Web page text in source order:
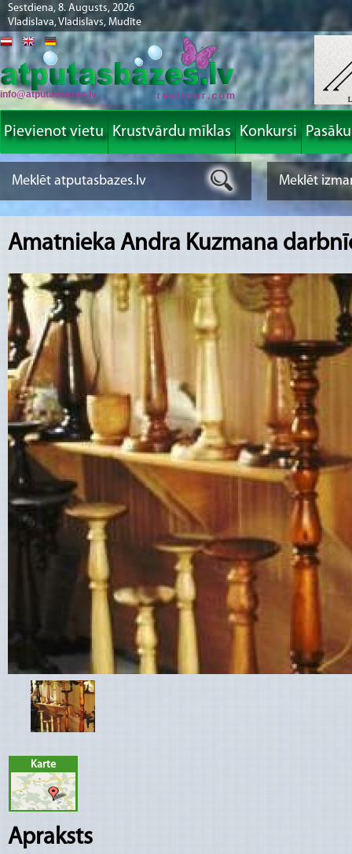
Sestdiena, 8. Augusts, 2026
Vladislava, Vladislavs, Mudīte
info@atputasbazes.lv
Pievienot vietu Krustvārdu mīklas Konkursi
Amatnieka Andra Kuzmana
Karte
Apraksts